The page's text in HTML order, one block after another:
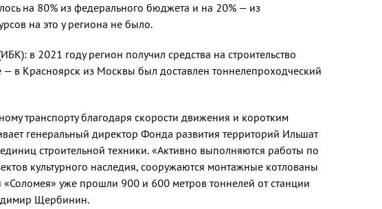
на 80% из федерального бюджета и на 20% — из
на это у региона не было.
в 2021 году регион получил средства на строительство
в Красноярск из Москвы был доставлен тоннелепроходческий
транспорту благодаря скорости движения и коротким
генеральный директор Фонда развития территорий Ильшат
строительной техники. «Активно выполняются работы по
культурного наследия, сооружаются монтажные котлованы
уже прошли 900 и 600 метров тоннелей от станции
Щербинин.